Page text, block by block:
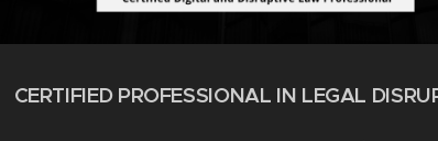
CERTIFIED PROFESSIONAL IN LEGAL